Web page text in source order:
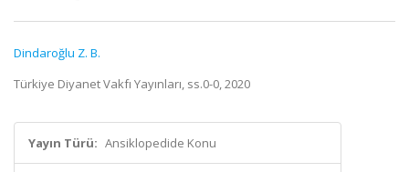
Dindaroğlu Z. B.
Türkiye Diyanet Vakfı Yayınları, ss.0-0, 2020
Yayın Türü: Ansiklopedide Konu